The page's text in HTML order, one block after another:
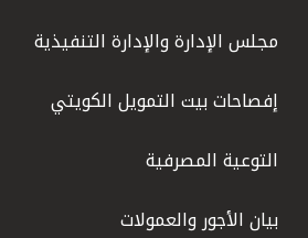
مجلس الإدارة والإدارة التنفيذية
إفصاحات بيت التمويل الكويتي
التوعية المصرفية
بيان الأجور والعمولات